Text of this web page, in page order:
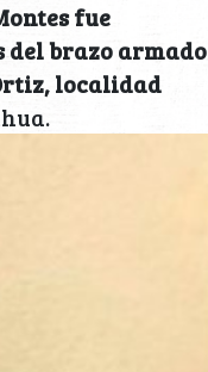
fue
del brazo armado
localidad